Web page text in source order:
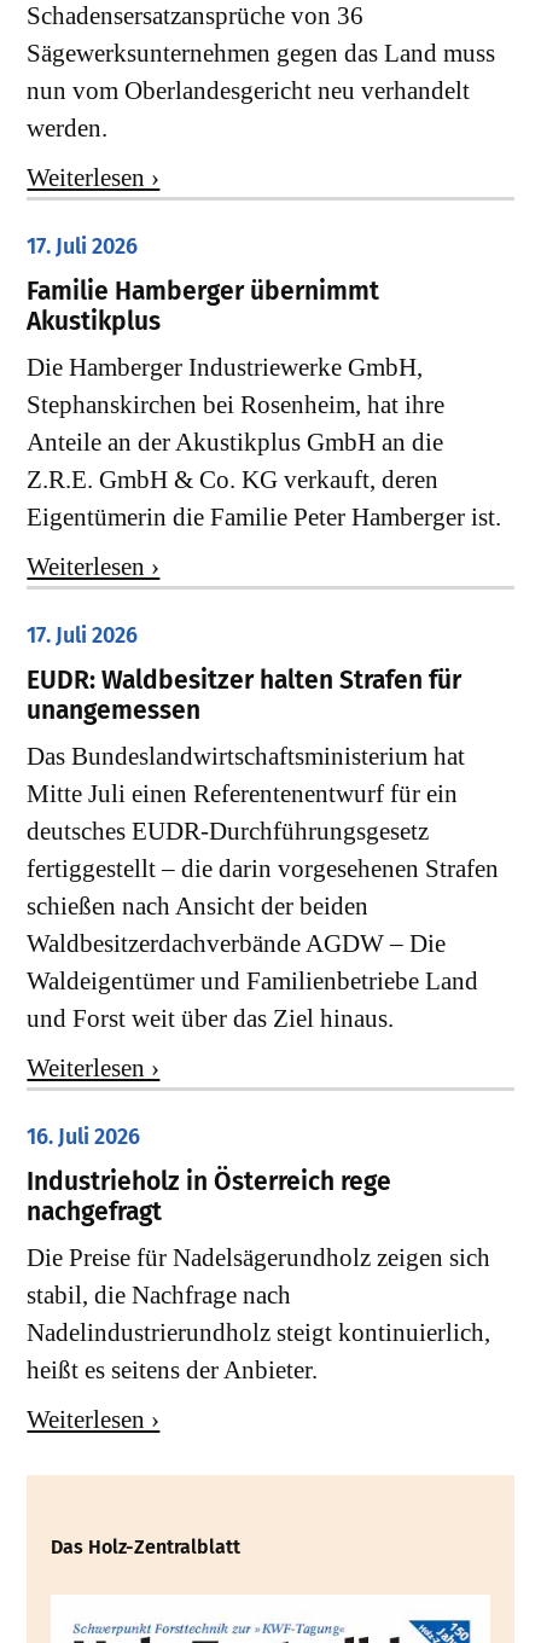
Schadensersatzansprüche von 36
Sägewerksunternehmen gegen das Land muss
nun vom Oberlandesgericht neu verhandelt
werden.
Weiterlesen ›
17. Juli 2026
Familie Hamberger übernimmt
Akustikplus
Die Hamberger Industriewerke GmbH,
Stephanskirchen bei Rosenheim, hat ihre
Anteile an der Akustikplus GmbH an die
Z.R.E. GmbH & Co. KG verkauft, deren
Eigentümerin die Familie Peter Hamberger ist.
Weiterlesen ›
17. Juli 2026
EUDR: Waldbesitzer halten Strafen für
unangemessen
Das Bundeslandwirtschaftsministerium hat
Mitte Juli einen Referentenentwurf für ein
deutsches EUDR-Durchführungsgesetz
fertiggestellt – die darin vorgesehenen Strafen
schießen nach Ansicht der beiden
Waldbesitzerdachverbände AGDW – Die
Waldeigentümer und Familienbetriebe Land
und Forst weit über das Ziel hinaus.
Weiterlesen ›
16. Juli 2026
Industrieholz in Österreich rege
nachgefragt
Die Preise für Nadelsägerundholz zeigen sich
stabil, die Nachfrage nach
Nadelindustrierundholz steigt kontinuierlich,
heißt es seitens der Anbieter.
Weiterlesen ›
Das Holz-Zentralblatt